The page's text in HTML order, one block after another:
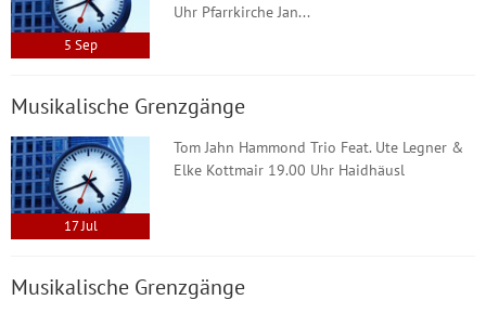
5 Sep
Uhr Pfarrkirche Jan...
Musikalische Grenzgänge
17Jul
Tom Jahn Hammond Trio Feat. Ute Legner &
Elke Kottmair 19.00 Uhr Haidhäusl
Musikalische Grenzgänge